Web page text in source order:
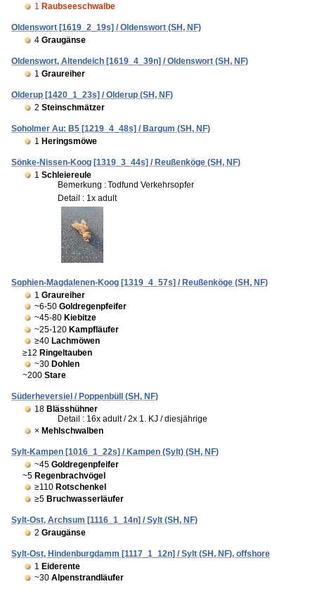
1 Raubseeschwalbe
Oldenswort [1619_2_19s] / Oldenswort (SH, NF)
4 Graugänse
Oldenswort, Altendeich [1619_4_39n] / Oldenswort (SH, NF)
1 Graureiher
Olderup [1420_1_23s] / Olderup (SH, NF)
2 Steinschmätzer
Soholmer Au: B5 [1219_4_48s] / Bargum (SH, NF)
1 Heringsmöwe
Sönke-Nissen-Koog [1319_3_44s] / Reußenköge (SH, NF)
1 Schleiereule
Bemerkung :Todfund Verkehrsopfer
Detail : 1x adult
Sophien-Magdalenen-Koog [1319_4_57s] / Reußenköge (SH, NF)
1 Graureiher
~6-50 Goldregenpfeifer
~45-80 Kiebitze
~25-120 Kampfläufer
≥40 Lachmöwen
≥12 Ringeltauben
~30 Dohlen
~200 Stare
Süderheversiel / Poppenbüll (SH, NF)
18 Blässhühner
Detail : 16x adult / 2x 1. KJ / diesjährige
× Mehlschwalben
Sylt-Kampen [1016_1_22s] / Kampen (Sylt) (SH, NF)
~45 Goldregenpfeifer
~5 Regenbrachvögel
≥110 Rotschenkel
≥5 Bruchwasserläufer
Sylt-Ost, Archsum [1116_1_14n] / Sylt (SH, NF)
2 Graugänse
Sylt-Ost, Hindenburgdamm [1117_1_12n] / Sylt (SH, NF), offshore
1 Eiderente
~30 Alpenstrandläufer